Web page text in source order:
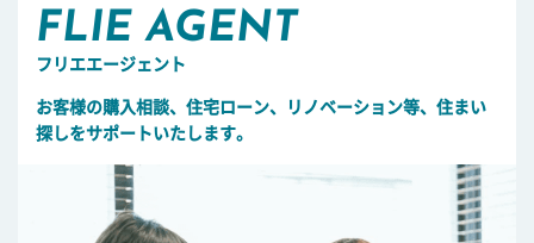
FLIE AGENT
フリエエージェント
お客様の購入相談、住宅ローン、リノベーション等、住まい
探しをサポートいたします。